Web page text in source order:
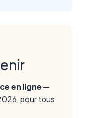
en ligne —
pour tous